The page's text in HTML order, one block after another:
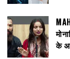
के